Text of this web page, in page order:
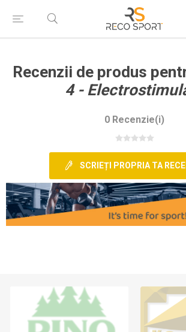
Recenzii de produs
4 -
0 Recenzie(i)
SCRIEȚI PROPRIA TA